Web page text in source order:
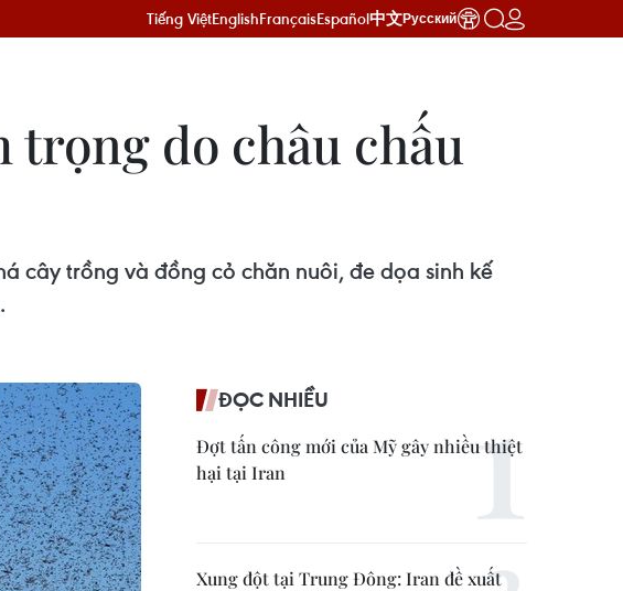
Tiếng ViệtEnglishFrançaisEspañol中文Русский
do châu chấu
cây trồng và đồng cỏ chăn nuôi, đe dọa sinh kế
ĐỌC NHIỀU
Đợt tấn công mới của Mỹ gây nhiều thiệt
hại tại Iran
Xung đột tại Trung Đông: Iran đề xuất